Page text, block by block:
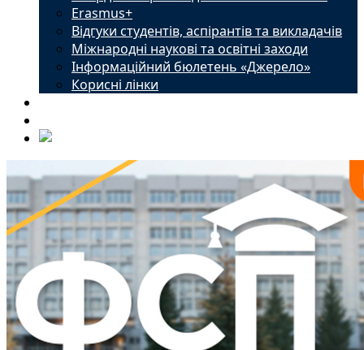
Erasmus+
Відгуки студентів, аспірантів та викладачів
Міжнародні наукові та освітні заходи
Інформаційний бюлетень «Джерело»
Корисні лінки